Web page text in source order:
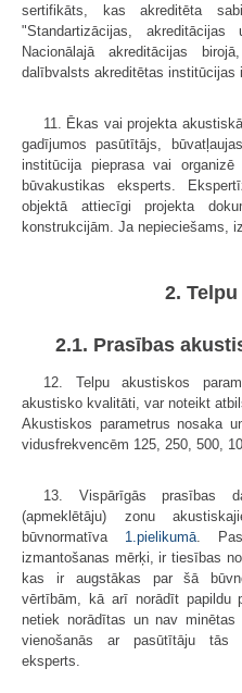
sertifikāts, kas akreditēta
"Standartizācijas,
Nacionālajā akreditācijas
dalībvalsts akreditētas institūcijas
11. Ēkas vai projekta
gadījumos pasūtītājs,
institūcija pieprasa vai
būvakustikas eksperts.
objektā attiecīgi projekta
konstrukcijām. Ja nepieciešams,
2.
2.1. Prasības
12. Telpu akustiskos
akustisko kvalitāti, var noteikt
Akustiskos parametrus nosaka
vidusfrekvencēm 125, 250, 500,
13. Vispārīgās prasības
(apmeklētāju) zonu
būvnormatīva 1.pielikumā.
izmantošanas mērķi, ir tiesības
kas ir augstākas par šā
vērtībām, kā arī norādīt papildu
netiek norādītas un nav minētas
vienošanās ar pasūtītāju tās
eksperts.